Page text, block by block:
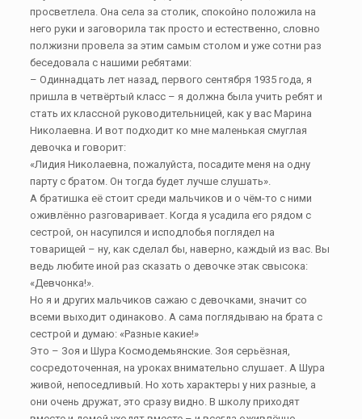
просветлела. Она села за столик, спокойно положила на
него руки и заговорила так просто и естественно, словно
полжизни провела за этим самым столом и уже сотни раз
беседовала с нашими ребятами:
– Одиннадцать лет назад, первого сентября 1935 года, я
пришла в четвёртый класс – я должна была учить ребят и
стать их классной руководительницей, как у вас Марина
Николаевна. И вот подходит ко мне маленькая смуглая
девочка и говорит:
«Лидия Николаевна, пожалуйста, посадите меня на одну
парту с братом. Он тогда будет лучше слушать».
А братишка её стоит среди мальчиков и о чём-то с ними
оживлённо разговаривает. Когда я усадила его рядом с
сестрой, он насупился и исподлобья поглядел на
товарищей – ну, как сделал бы, наверно, каждый из вас. Вы
ведь любите иной раз сказать о девочке этак свысока:
«Девчонка!».
Но я и других мальчиков сажаю с девочками, значит со
всеми выходит одинаково. А сама поглядываю на брата с
сестрой и думаю: «Разные какие!»
Это – Зоя и Шура Космодемьянские. Зоя серьёзная,
сосредоточенная, на уроках внимательно слушает. А Шура
живой, непоседливый. Но хоть характеры у них разные, а
они очень дружат, это сразу видно. В школу приходят